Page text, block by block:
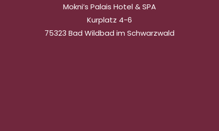
Mokni’s Palais Hotel & SPA
Kurplatz 4-6
75323 Bad Wildbad im Schwarzwald